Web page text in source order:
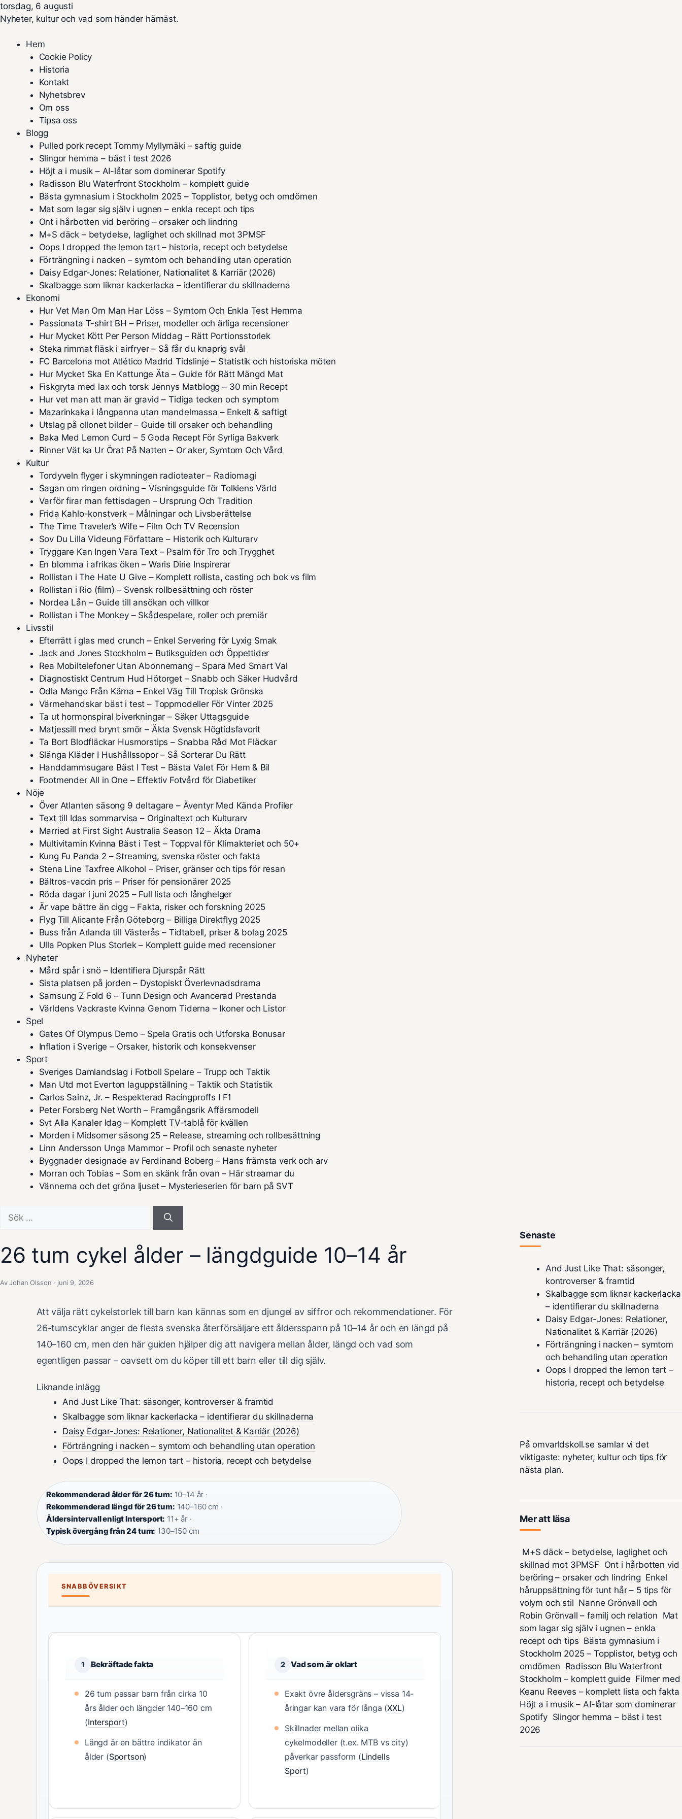
torsdag, 6 augusti
Nyheter, kultur och vad som händer härnäst.
Hem
Cookie Policy
Historia
Kontakt
Nyhetsbrev
Om oss
Tipsa oss
Blogg
Pulled pork recept Tommy Myllymäki – saftig guide
Slingor hemma – bäst i test 2026
Höjt a i musik – AI-låtar som dominerar Spotify
Radisson Blu Waterfront Stockholm – komplett guide
Bästa gymnasium i Stockholm 2025 – Topplistor, betyg och omdömen
Mat som lagar sig själv i ugnen – enkla recept och tips
Ont i hårbotten vid beröring – orsaker och lindring
M+S däck – betydelse, laglighet och skillnad mot 3PMSF
Oops I dropped the lemon tart – historia, recept och betydelse
Förträngning i nacken – symtom och behandling utan operation
Daisy Edgar-Jones: Relationer, Nationalitet & Karriär (2026)
Skalbagge som liknar kackerlacka – identifierar du skillnaderna
Ekonomi
Hur Vet Man Om Man Har Löss – Symtom Och Enkla Test Hemma
Passionata T-shirt BH – Priser, modeller och ärliga recensioner
Hur Mycket Kött Per Person Middag – Rätt Portionsstorlek
Steka rimmat fläsk i airfryer – Så får du knaprig svål
FC Barcelona mot Atlético Madrid Tidslinje – Statistik och historiska möten
Hur Mycket Ska En Kattunge Äta – Guide för Rätt Mängd Mat
Fiskgryta med lax och torsk Jennys Matblogg – 30 min Recept
Hur vet man att man är gravid – Tidiga tecken och symptom
Mazarinkaka i långpanna utan mandelmassa – Enkelt & saftigt
Utslag på ollonet bilder – Guide till orsaker och behandling
Baka Med Lemon Curd – 5 Goda Recept För Syrliga Bakverk
Rinner Vät ka Ur Örat På Natten – Or aker, Symtom Och Vård
Kultur
Tordyveln flyger i skymningen radioteater – Radiomagi
Sagan om ringen ordning – Visningsguide för Tolkiens Värld
Varför firar man fettisdagen – Ursprung Och Tradition
Frida Kahlo-konstverk – Målningar och Livsberättelse
The Time Traveler’s Wife – Film Och TV Recension
Sov Du Lilla Videung Författare – Historik och Kulturarv
Tryggare Kan Ingen Vara Text – Psalm för Tro och Trygghet
En blomma i afrikas öken – Waris Dirie Inspirerar
Rollistan i The Hate U Give – Komplett rollista, casting och bok vs film
Rollistan i Rio (film) – Svensk rollbesättning och röster
Nordea Lån – Guide till ansökan och villkor
Rollistan i The Monkey – Skådespelare, roller och premiär
Livsstil
Efterrätt i glas med crunch – Enkel Servering för Lyxig Smak
Jack and Jones Stockholm – Butiksguiden och Öppettider
Rea Mobiltelefoner Utan Abonnemang – Spara Med Smart Val
Diagnostiskt Centrum Hud Hötorget – Snabb och Säker Hudvård
Odla Mango Från Kärna – Enkel Väg Till Tropisk Grönska
Värmehandskar bäst i test – Toppmodeller För Vinter 2025
Ta ut hormonspiral biverkningar – Säker Uttagsguide
Matjessill med brynt smör – Äkta Svensk Högtidsfavorit
Ta Bort Blodfläckar Husmorstips – Snabba Råd Mot Fläckar
Slänga Kläder I Hushållssopor – Så Sorterar Du Rätt
Handdammsugare Bäst I Test – Bästa Valet För Hem & Bil
Footmender All in One – Effektiv Fotvård för Diabetiker
Nöje
Över Atlanten säsong 9 deltagare – Äventyr Med Kända Profiler
Text till Idas sommarvisa – Originaltext och Kulturarv
Married at First Sight Australia Season 12 – Äkta Drama
Multivitamin Kvinna Bäst i Test – Toppval för Klimakteriet och 50+
Kung Fu Panda 2 – Streaming, svenska röster och fakta
Stena Line Taxfree Alkohol – Priser, gränser och tips för resan
Bältros-vaccin pris – Priser för pensionärer 2025
Röda dagar i juni 2025 – Full lista och långhelger
Är vape bättre än cigg – Fakta, risker och forskning 2025
Flyg Till Alicante Från Göteborg – Billiga Direktflyg 2025
Buss från Arlanda till Västerås – Tidtabell, priser & bolag 2025
Ulla Popken Plus Storlek – Komplett guide med recensioner
Nyheter
Mård spår i snö – Identifiera Djurspår Rätt
Sista platsen på jorden – Dystopiskt Överlevnadsdrama
Samsung Z Fold 6 – Tunn Design och Avancerad Prestanda
Världens Vackraste Kvinna Genom Tiderna – Ikoner och Listor
Spel
Gates Of Olympus Demo – Spela Gratis och Utforska Bonusar
Inflation i Sverige – Orsaker, historik och konsekvenser
Sport
Sveriges Damlandslag i Fotboll Spelare – Trupp och Taktik
Man Utd mot Everton laguppställning – Taktik och Statistik
Carlos Sainz, Jr. – Respekterad Racingproffs I F1
Peter Forsberg Net Worth – Framgångsrik Affärsmodell
Svt Alla Kanaler Idag – Komplett TV-tablå för kvällen
Morden i Midsomer säsong 25 – Release, streaming och rollbesättning
Linn Andersson Unga Mammor – Profil och senaste nyheter
Byggnader designade av Ferdinand Boberg – Hans främsta verk och arv
Morran och Tobias – Som en skänk från ovan – Här streamar du
Vännerna och det gröna ljuset – Mysterieserien för barn på SVT
efter:
26 tum cykel ålder – längdguide 10–14 år
Av Johan Olsson · juni 9, 2026
Att välja rätt cykelstorlek till barn kan kännas som en djungel av siffror och rekommendationer. För
26-tumscyklar anger de flesta svenska återförsäljare ett åldersspann på 10–14 år och en längd på
140–160 cm, men den här guiden hjälper dig att navigera mellan ålder, längd och vad som
egentligen passar – oavsett om du köper till ett barn eller till dig själv.
Liknande inlägg
And Just Like That: säsonger, kontroverser & framtid
Skalbagge som liknar kackerlacka – identifierar du skillnaderna
Daisy Edgar-Jones: Relationer, Nationalitet & Karriär (2026)
Förträngning i nacken – symtom och behandling utan operation
Oops I dropped the lemon tart – historia, recept och betydelse
Rekommenderad ålder för 26 tum: 10–14 år ·
Rekommenderad längd för 26 tum: 140–160 cm ·
Åldersintervall enligt Intersport: 11+ år ·
Typisk övergång från 24 tum: 130–150 cm
SNABBÖVERSIKT
1 Bekräftade fakta
26 tum passar barn från cirka 10
års ålder och längder 140–160 cm
(Intersport)
Längd är en bättre indikator än
ålder (Sportson)
2 Vad som är oklart
Exakt övre åldersgräns – vissa 14-
åringar kan vara för långa (XXL)
Skillnader mellan olika
cykelmodeller (t.ex. MTB vs city)
påverkar passform (Lindells
Sport)
Senaste
And Just Like That: säsonger,
kontroverser & framtid
Skalbagge som liknar kackerlacka
– identifierar du skillnaderna
Daisy Edgar-Jones: Relationer,
Nationalitet & Karriär (2026)
Förträngning i nacken – symtom
och behandling utan operation
Oops I dropped the lemon tart –
historia, recept och betydelse
På omvarldskoll.se samlar vi det
viktigaste: nyheter, kultur och tips för
nästa plan.
Mer att läsa
M+S däck – betydelse, laglighet och
skillnad mot 3PMSF Ont i hårbotten vid
beröring – orsaker och lindring Enkel
håruppsättning för tunt hår – 5 tips för
volym och stil Nanne Grönvall och
Robin Grönvall – familj och relation Mat
som lagar sig själv i ugnen – enkla
recept och tips Bästa gymnasium i
Stockholm 2025 – Topplistor, betyg och
omdömen Radisson Blu Waterfront
Stockholm – komplett guide Filmer med
Keanu Reeves – komplett lista och fakta
Höjt a i musik – AI-låtar som dominerar
Spotify Slingor hemma – bäst i test
2026